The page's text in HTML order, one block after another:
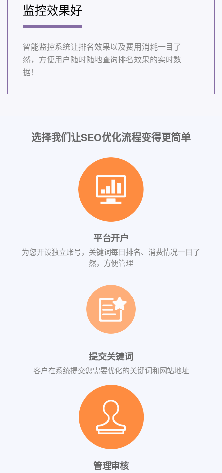
监控效果好
智能监控系统让排名效果以及费用消耗一目了
然，方便用户随时随地查询排名效果的实时数
据！
选择我们让SEO优化流程变得更简单
平台开户
为您开设独立账号，关键词每日排名、消费情况一目了
然，方便管理
提交关键词
客户在系统提交您需要优化的关键词和网站地址
管理审核